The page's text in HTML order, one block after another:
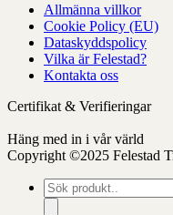
produktensAllmänna villkor
Cookie Policy (EU)
Dataskyddspolicy
Vilka är Felestad?
Kontakta oss
Certifikat & Verifieringar
Häng med in i vår värld
Copyright ©2025 Felestad
Produktsökning